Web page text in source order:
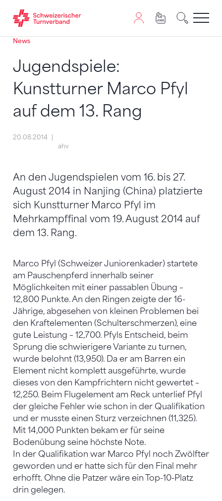
Zum Inhalt springen
Zur Sitemap navigieren
Zum Navigieren dieser Seite wird JavaScript benötigt.
News
Jugendspiele:
Kunstturner Marco Pfyl
auf dem 13. Rang
20.08.2014
ahv
An den Jugendspielen vom 16. bis 27.
August 2014 in Nanjing (China) platzierte
sich Kunstturner Marco Pfyl im
Mehrkampffinal vom 19. August 2014 auf
dem 13. Rang.
Marco Pfyl (Schweizer Juniorenkader) startete
am Pauschenpferd innerhalb seiner
Möglichkeiten mit einer passablen Übung –
12,800 Punkte. An den Ringen zeigte der 16-
Jährige, abgesehen von kleinen Problemen bei
den Kraftelementen (Schulterschmerzen), eine
gute Leistung – 12,700. Pfyls Entscheid, beim
Sprung die schwierigere Variante zu turnen,
wurde belohnt (13,950). Da er am Barren ein
Element nicht komplett ausgeführte, wurde
dieses von den Kampfrichtern nicht gewertet –
12,250. Beim Flugelement am Reck unterlief Pfyl
der gleiche Fehler wie schon in der Qualifikation
und er musste einen Sturz verzeichnen (11,325).
Mit 14,000 Punkten bekam er für seine
Bodenübung seine höchste Note.
In der Qualifikation war Marco Pfyl noch Zwölfter
geworden und er hatte sich für den Final mehr
erhofft. Ohne die Patzer wäre ein Top-10-Platz
drin gelegen.